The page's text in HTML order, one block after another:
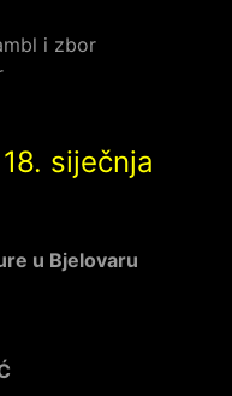
i zbor
siječnja
u Bjelovaru